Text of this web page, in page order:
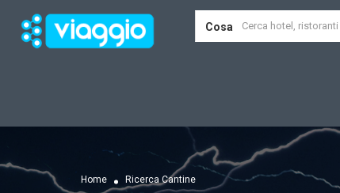
Cosa
Home Ricerca Cantine